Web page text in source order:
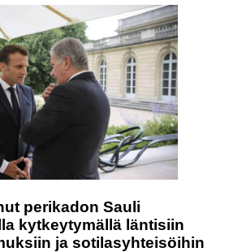
perikadon Sauli
kytkeytymällä läntisiin
ja sotilasyhteisöihin